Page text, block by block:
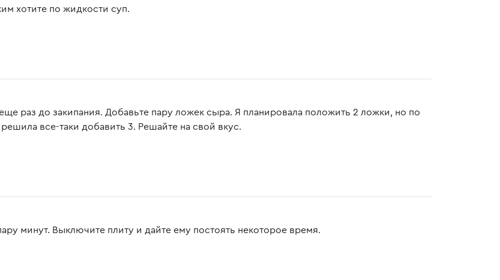
хотите по жидкости суп.
раз до закипания. Добавьте пару ложек сыра. Я планировала положить 2 ложки, но по
все-таки добавить 3. Решайте на свой вкус.
минут. Выключите плиту и дайте ему постоять некоторое время.